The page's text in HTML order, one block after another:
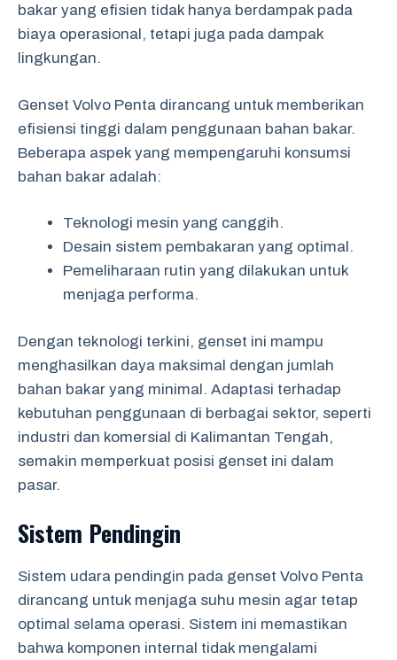
bakar yang efisien tidak hanya berdampak pada
biaya operasional, tetapi juga pada dampak
lingkungan.
Genset Volvo Penta dirancang untuk memberikan
efisiensi tinggi dalam penggunaan bahan bakar.
Beberapa aspek yang mempengaruhi konsumsi
bahan bakar adalah:
Teknologi mesin yang canggih.
Desain sistem pembakaran yang optimal.
Pemeliharaan rutin yang dilakukan untuk
menjaga performa.
Dengan teknologi terkini, genset ini mampu
menghasilkan daya maksimal dengan jumlah
bahan bakar yang minimal. Adaptasi terhadap
kebutuhan penggunaan di berbagai sektor, seperti
industri dan komersial di Kalimantan Tengah,
semakin memperkuat posisi genset ini dalam
pasar.
Sistem Pendingin
Sistem udara pendingin pada genset Volvo Penta
dirancang untuk menjaga suhu mesin agar tetap
optimal selama operasi. Sistem ini memastikan
bahwa komponen internal tidak mengalami